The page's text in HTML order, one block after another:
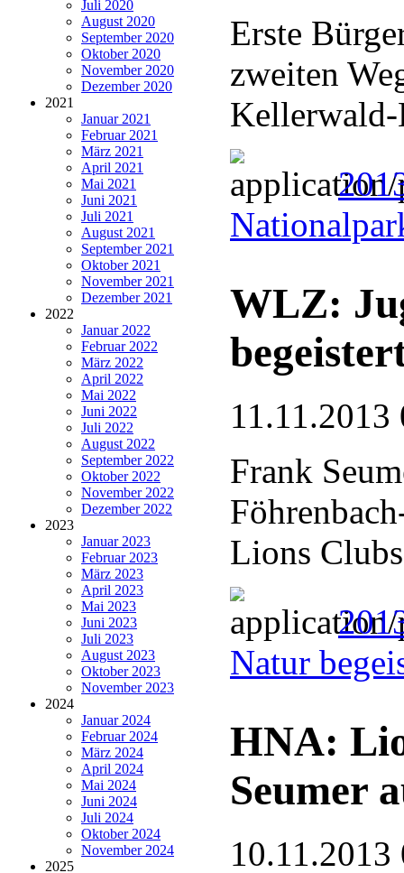
Juli 2020
August 2020
September 2020
Oktober 2020
November 2020
Dezember 2020
2021
Januar 2021
Februar 2021
März 2021
April 2021
Mai 2021
Juni 2021
Juli 2021
August 2021
September 2021
Oktober 2021
November 2021
Dezember 2021
2022
Januar 2022
Februar 2022
März 2022
April 2022
Mai 2022
Juni 2022
Juli 2022
August 2022
September 2022
Oktober 2022
November 2022
Dezember 2022
2023
Januar 2023
Februar 2023
März 2023
April 2023
Mai 2023
Juni 2023
Juli 2023
August 2023
Oktober 2023
November 2023
2024
Januar 2024
Februar 2024
März 2024
April 2024
Mai 2024
Juni 2024
Juli 2024
Oktober 2024
November 2024
2025
Erste
zweiten
Kellerwald-
WLZ:
11.11.2013
Frank
Lions Clubs
Natur
HNA:
Seumer
10.11.2013